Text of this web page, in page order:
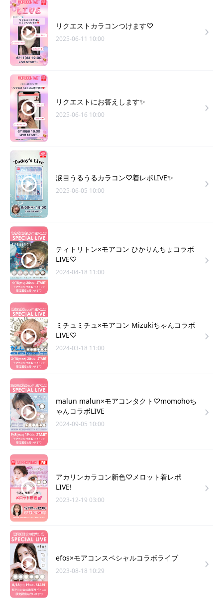
リクエストカラコンつけます♡
2025-06-11 10:00
リクエストにお答えします✨
2025-06-16 10:00
涙目うるうるカラコン♡着レポLIVE✨
2025-06-05 10:00
ティトリトン×モアコン ひかりんちょコラボ
LIVE♡
2024-04-18 11:00
ミチュミチュ×モアコン Mizukiちゃんコラボ
LIVE♡
2024-03-18 11:00
malun malun×モアコンタクト♡momohoち
ゃんコラボLIVE
2024-09-05 10:00
アカリンカラコン新色♡メロット着レポ
LIVE!
2023-12-19 03:00
efos×モアコンスペシャルコラボライブ
2023-08-18 10:29